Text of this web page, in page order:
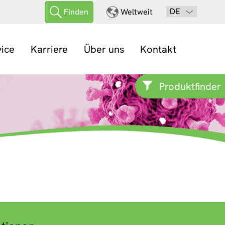
Finden Weltweit DE
Karriere Über uns Kontakt
Produktfinder